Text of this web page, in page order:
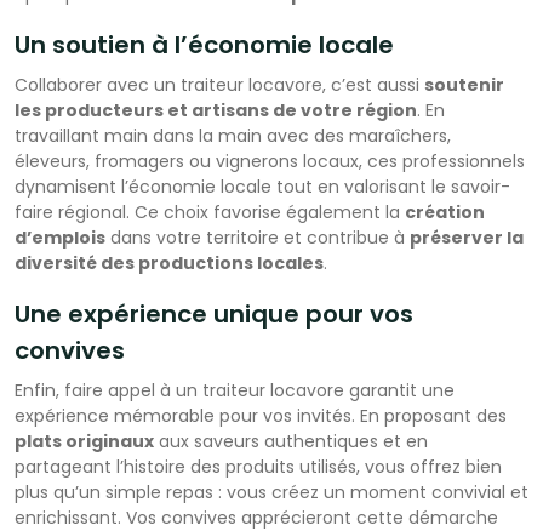
Un soutien à l’économie locale
Collaborer avec un traiteur locavore, c’est aussi soutenir
les producteurs et artisans de votre région. En
travaillant main dans la main avec des maraîchers,
éleveurs, fromagers ou vignerons locaux, ces professionnels
dynamisent l’économie locale tout en valorisant le savoir-
faire régional. Ce choix favorise également la création
d’emplois dans votre territoire et contribue à préserver la
diversité des productions locales.
Une expérience unique pour vos
convives
Enfin, faire appel à un traiteur locavore garantit une
expérience mémorable pour vos invités. En proposant des
plats originaux aux saveurs authentiques et en
partageant l’histoire des produits utilisés, vous offrez bien
plus qu’un simple repas : vous créez un moment convivial et
enrichissant. Vos convives apprécieront cette démarche